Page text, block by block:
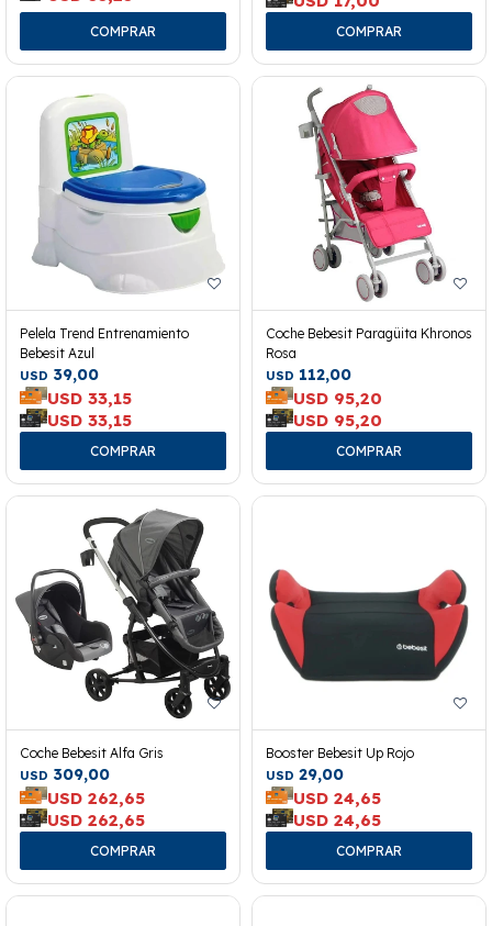
Pelela Trend Entrenamiento
Bebesit Azul
USD 39,00
USD 33,15
USD 33,15
Coche Bebesit Paragüita Khronos
Rosa
USD 112,00
USD 95,20
USD 95,20
Coche Bebesit Alfa Gris
USD 309,00
USD 262,65
USD 262,65
Booster Bebesit Up Rojo
USD 29,00
USD 24,65
USD 24,65